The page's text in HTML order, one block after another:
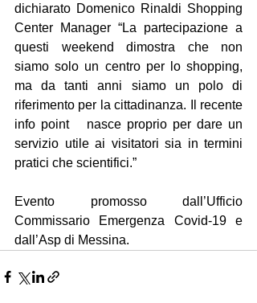
dichiarato Domenico Rinaldi Shopping
Center Manager “La partecipazione a
questi weekend dimostra che non
siamo solo un centro per lo shopping,
ma da tanti anni siamo un polo di
riferimento per la cittadinanza. Il recente
info point   nasce proprio per dare un
servizio utile ai visitatori sia in termini
pratici che scientifici.”
Evento promosso dall’Ufficio
Commissario Emergenza Covid-19 e
dall’Asp di Messina.